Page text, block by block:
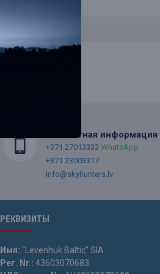
Контактная информация
+371 27013333 WhatsApp
+371 23003317
info@skyhunters.lv
РЕКВИЗИТЫ
Имя: "Levenhuk Baltic" SIA
Рег. Nr.: 43603070683